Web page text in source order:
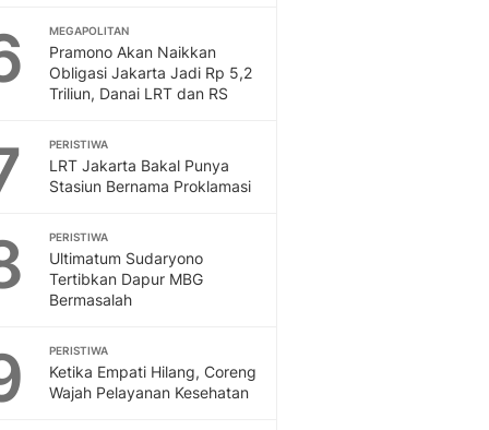
MEGAPOLITAN
Pramono Akan Naikkan
Obligasi Jakarta Jadi Rp 5,2
Triliun, Danai LRT dan RS
PERISTIWA
LRT Jakarta Bakal Punya
Stasiun Bernama Proklamasi
PERISTIWA
Ultimatum Sudaryono
Tertibkan Dapur MBG
Bermasalah
PERISTIWA
Ketika Empati Hilang, Coreng
Wajah Pelayanan Kesehatan